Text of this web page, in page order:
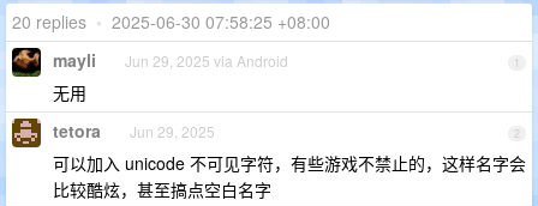
20 replies • 2025-06-30 07:58:25 +08:00
1
mayli Jun 29, 2025 via Android
无用
2
tetora Jun 29, 2025
可以加入 unicode 不可见字符，有些游戏不禁止的，这样名字会
比较酷炫，甚至搞点空白名字